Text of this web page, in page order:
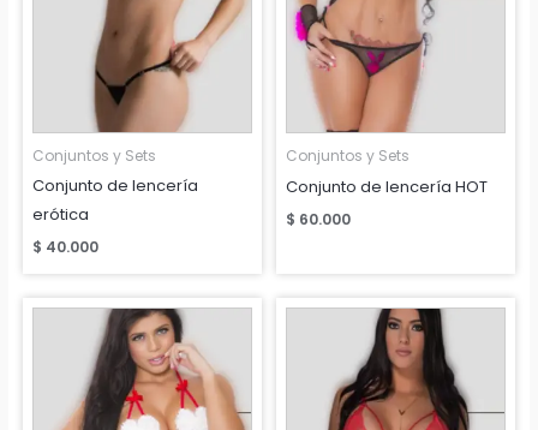
Conjuntos y Sets
Conjunto de lencería
erótica
$ 40.000
Conjuntos y Sets
Conjunto de lencería HOT
$ 60.000